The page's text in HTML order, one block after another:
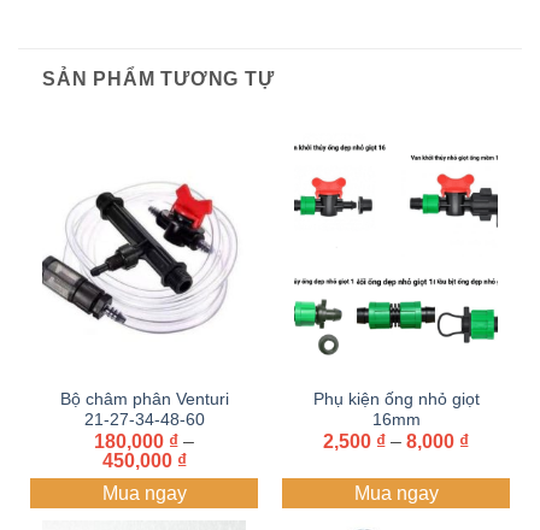
SẢN PHẨM TƯƠNG TỰ
Bộ châm phân Venturi
21-27-34-48-60
180,000 ₫ –
450,000 ₫Khoảng
giá:
từ
180,000 ₫
Mua ngay
Phụ kiện ống nhỏ giọt
16mm
2,500 ₫ – 8,000 ₫Khoảng
từ
Mua ngay